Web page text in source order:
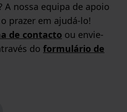
A nossa equipa de apoio
prazer em ajudá-lo!
de contacto ou envie-
do formulário de